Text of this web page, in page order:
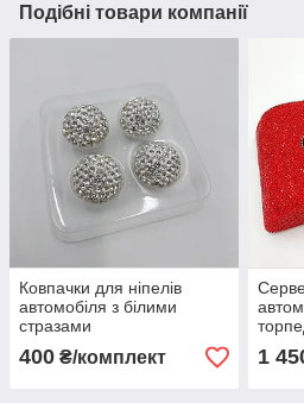
Подібні товари компанії
Ковпачки для ніпелів
автомобіля з білими
стразами
400 ₴/комплект 1